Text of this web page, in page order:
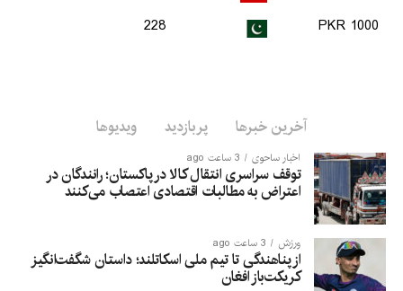
1000 PKR
228
آخرین خبرها پربازدید ویدیوها
اخبار ساحوی 3 ساعت ago
توقف سراسری انتقال کالا در پاکستان؛ رانندگان در
اعتراض به مطالبات اقتصادی اعتصاب می‌کنند
ورزش 3 ساعت ago
از پناهندگی تا تیم ملی اسکاتلند؛ داستان شگفت‌انگیز
کریکت‌باز افغان